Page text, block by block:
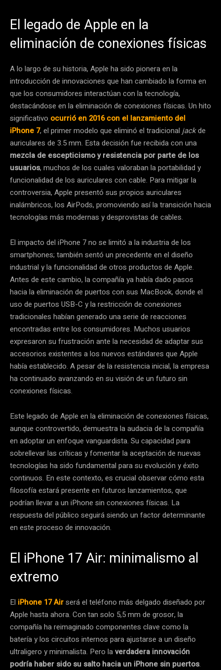
El legado de Apple en la
eliminación de conexiones físicas
A lo largo de su historia, Apple ha sido pionera en la
introducción de innovaciones que han cambiado la forma en
que los consumidores interactúan con la tecnología,
destacándose en la eliminación de conexiones físicas. Un hito
significativo ocurrió en 2016 con el lanzamiento del
iPhone 7, el primer modelo que eliminó el tradicional jackde
auriculares de 3.5 mm. Esta decisión fue recibida con una
mezcla de escepticismo y resistencia por parte de los
usuarios, muchos de los cuales valoraban la portabilidad y
funcionalidad de los auriculares con cable. Para mitigar la
controversia, Apple presentó sus propios auriculares
inalámbricos, los AirPods, promoviendo así la transición hacia
tecnologías más modernas y desprovistas de cables.
El impacto del iPhone 7 no se limitó a la industria de los
smartphones; también sentó un precedente en el diseño
industrial y la funcionalidad de otros productos de Apple.
Antes de este cambio, la compañía ya había dado pasos
hacia la eliminación de puertos con sus MacBook, donde el
uso de puertos USB-C y la restricción de conexiones
tradicionales habían generado una serie de reacciones
encontradas entre los consumidores. Muchos usuarios
expresaron su frustración ante la necesidad de adaptar sus
accesorios existentes a los nuevos estándares que Apple
había establecido. A pesar de la resistencia inicial, la empresa
ha continuado avanzando en su visión de un futuro sin
conexiones físicas.
Este legado de Apple en la eliminación de conexiones físicas,
aunque controvertido, demuestra la audacia de la compañía
en adoptar un enfoque vanguardista. Su capacidad para
sobrellevar las críticas y fomentar la aceptación de nuevas
tecnologías ha sido fundamental para su evolución y éxito
continuos. En este contexto, es crucial observar cómo esta
filosofía estará presente en futuros lanzamientos, que
podrían llevar a un iPhone sin conexiones físicas. La
respuesta del público seguirá siendo un factor determinante
en este proceso de innovación.
El iPhone 17 Air: minimalismo al
extremo
El iPhone 17 Airserá el teléfono más delgado diseñado por
Apple hasta ahora. Con tan solo 5,5 mm de grosor, la
compañía ha reimaginado componentes clave como la
batería y los circuitos internos para ajustarse a un diseño
ultraligero y minimalista. Pero laverdadera innovación
podría haber sido su salto hacia un iPhone sin puertos.